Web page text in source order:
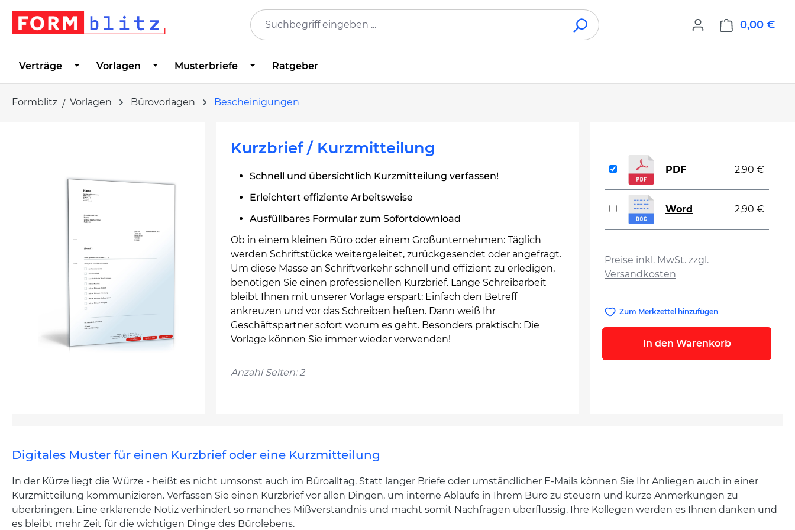
Zur Hauptnavigation springen
0,00 €
Verträge Vorlagen Musterbriefe Ratgeber
Formblitz Vorlagen Bürovorlagen Bescheinigungen
Kurzbrief / Kurzmitteilung
Schnell und übersichtlich Kurzmitteilung verfassen!
Erleichtert effiziente Arbeitsweise
Ausfüllbares Formular zum Sofortdownload
Ob in einem kleinen Büro oder einem Großunternehmen: Täglich
werden Schriftstücke weitergeleitet, zurückgesendet oder angefragt.
Um diese Masse an Schriftverkehr schnell und effizient zu erledigen,
benötigen Sie einen professionellen Kurzbrief. Lange Schreibarbeit
bleibt Ihnen mit unserer Vorlage erspart: Einfach den Betreff
ankreuzen und vor das Schreiben heften. Dann weiß Ihr
Geschäftspartner sofort worum es geht. Besonders praktisch: Die
Vorlage können Sie immer wieder verwenden!
Anzahl Seiten: 2
Preise inkl. MwSt. zzgl.
Versandkosten
PDF 2,90 €
Word 2,90 €
Zum Merkzettel hinzufügen
In den Warenkorb
Digitales Muster für einen Kurzbrief oder eine Kurzmitteilung
In der Kürze liegt die Würze - heißt es nicht umsonst auch im Büroalltag. Statt langer Briefe oder umständlicher E-Mails können Sie Ihr Anliegen auch in einer
Kurzmitteilung kommunizieren. Verfassen Sie einen Kurzbrief vor allen Dingen, um interne Abläufe in Ihrem Büro zu steuern und kurze Anmerkungen zu
überbringen. Eine erklärende Notiz verhindert so manches Mißverständnis und macht somit Nachfragen überflüssig. Ihre Kollegen werden es Ihnen danken und
es bleibt mehr Zeit für die wichtigen Dinge des Bürolebens.